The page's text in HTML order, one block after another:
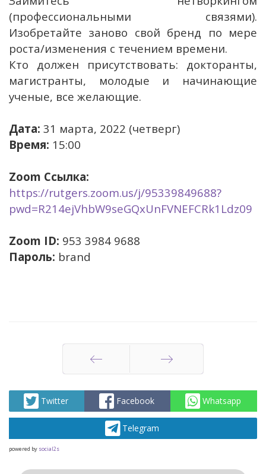
(профессиональными связями).
Изобретайте заново свой бренд по мере
роста/изменения с течением времени.
Кто должен присутствовать: докторанты,
магистранты, молодые и начинающие
ученые, все желающие.
Дата: 31 марта, 2022 (четверг)
Время: 15:00
Zoom Ссылка:
https://rutgers.zoom.us/j/95339849688?
pwd=R214ejVhbW9seGQxUnFVNEFCRk1Ldz09
Zoom ID: 953 3984 9688
Пароль: brand
Назад Вперед
Twitter Facebook Whatsapp
Telegram
powered by social2s